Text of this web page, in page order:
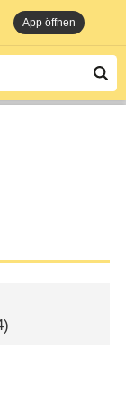
App öffnen